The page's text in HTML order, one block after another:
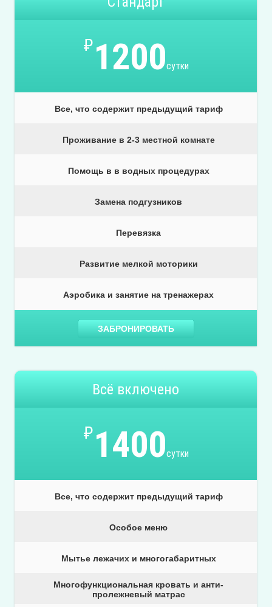
₽1200сутки
Все, что содержит предыдущий тариф
Проживание в 2-3 местной комнате
Помощь в в водных процедурах
Замена подгузников
Перевязка
Развитие мелкой моторики
Аэробика и занятие на тренажерах
ЗАБРОНИРОВАТЬ
Всё включено
₽1400сутки
Все, что содержит предыдущий тариф
Особое меню
Мытье лежачих и многогабаритных
Многофункциональная кровать и анти-
пролежневый матрас